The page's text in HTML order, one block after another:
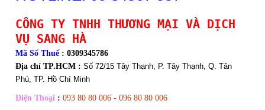
CÔNG TY TNHH THƯƠNG MẠI VÀ DỊCH
VỤ SANG HÀ
Mã Số Thuế : 0309345786
Địa chỉ TP.HCM : Số 72/15 Tây Thạnh, P. Tây Thạnh, Q. Tân
Phú, TP. Hồ Chí Minh
Điện Thoại : 093 80 80 006 - 096 80 80 006